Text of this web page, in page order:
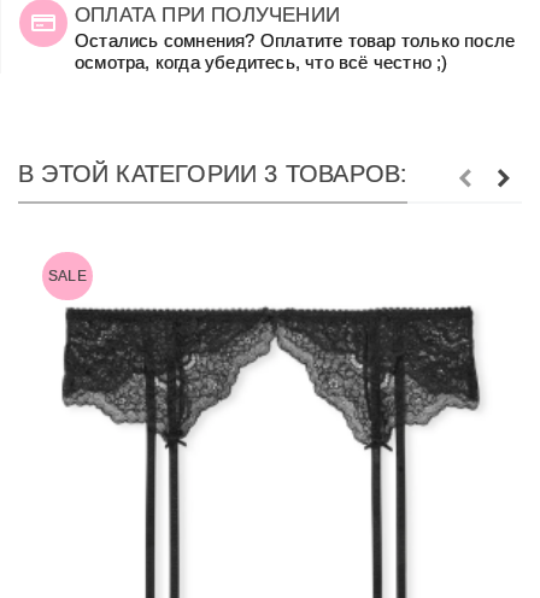
ОПЛАТА ПРИ ПОЛУЧЕНИИ
Остались сомнения? Оплатите товар только после
осмотра, когда убедитесь, что всё честно ;)
В ЭТОЙ КАТЕГОРИИ 3 ТОВАРОВ:
SALE